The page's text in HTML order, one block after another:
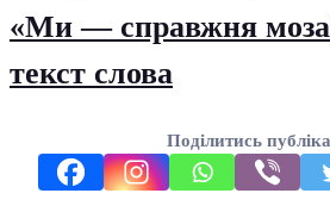
«Ми — справжня
текст слова
Поділитись